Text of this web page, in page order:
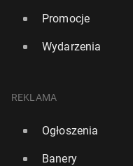
Promocje
Wydarzenia
REKLAMA
Ogłoszenia
Banery